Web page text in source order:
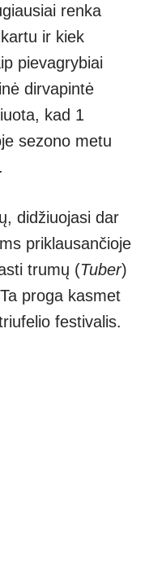
renka
ir kiek
pievagrybiai
dirvapintė
kad 1
sezono metu
didžiuojasi dar
priklausančioje
trumų (Tuber)
proga kasmet
festivalis.